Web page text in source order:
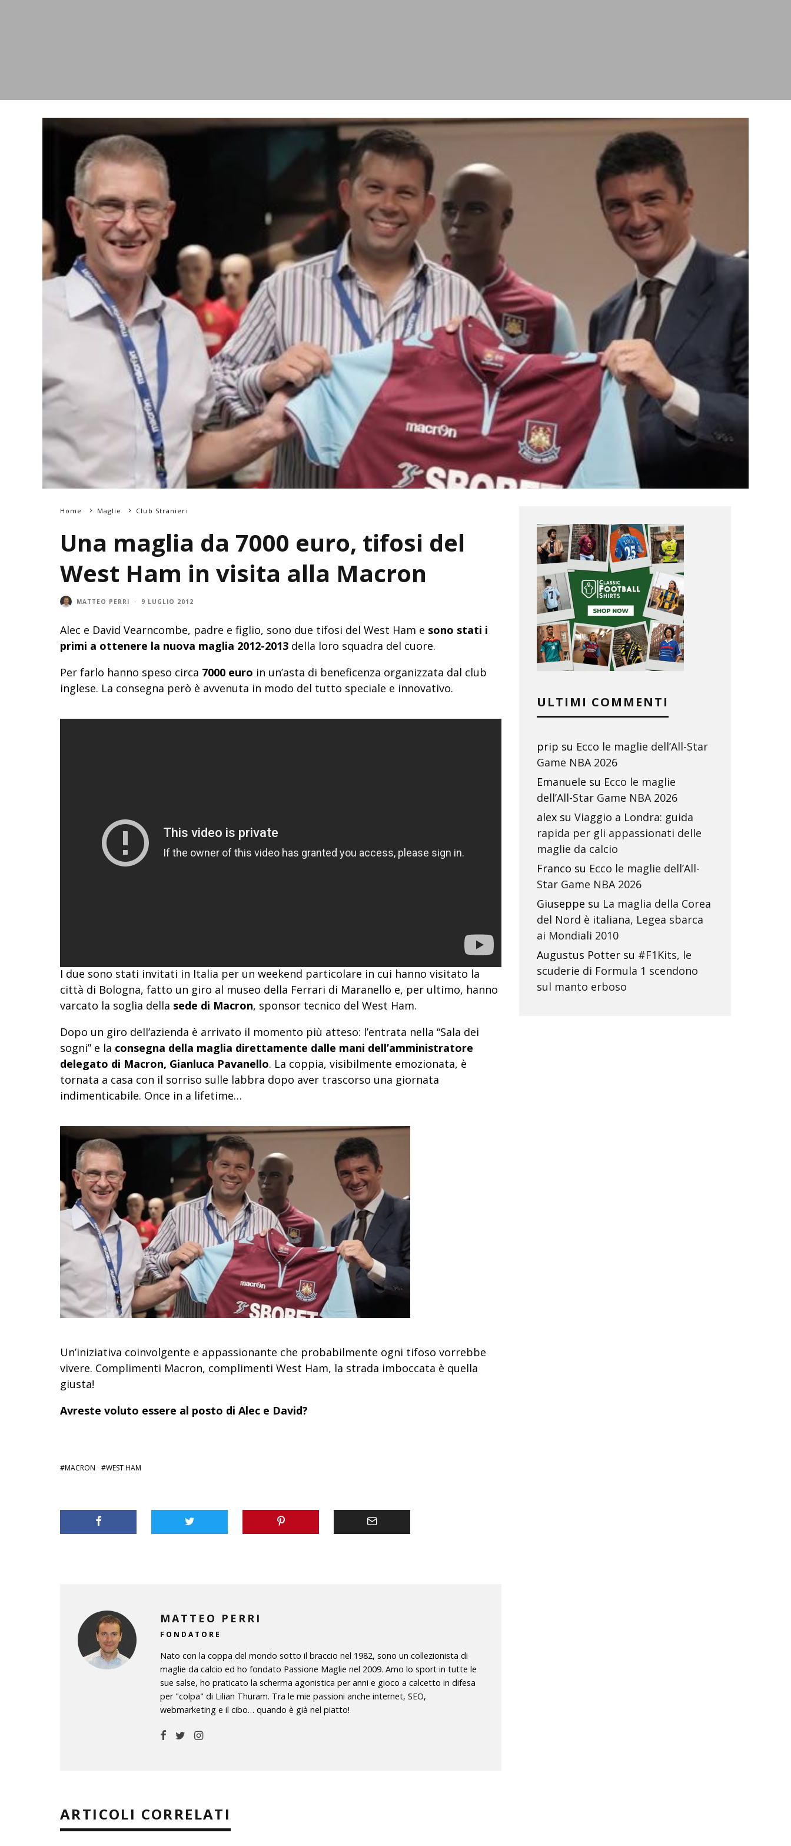
Home Maglie Club Stranieri
Una maglia da 7000 euro, tifosi del
West Ham in visita alla Macron
MATTEO PERRI · 9 LUGLIO 2012
Alec e David Vearncombe, padre e figlio, sono due tifosi del West Ham e sono stati i
primi a ottenere la nuova maglia 2012-2013 della loro squadra del cuore.
Per farlo hanno speso circa 7000 euro in un’asta di beneficenza organizzata dal club
inglese. La consegna però è avvenuta in modo del tutto speciale e innovativo.
I due sono stati invitati in Italia per un weekend particolare in cui hanno visitato la
città di Bologna, fatto un giro al museo della Ferrari di Maranello e, per ultimo, hanno
varcato la soglia della sede di Macron, sponsor tecnico del West Ham.
Dopo un giro dell’azienda è arrivato il momento più atteso: l’entrata nella “Sala dei
sogni” e la consegna della maglia direttamente dalle mani dell’amministratore
delegato di Macron, Gianluca Pavanello. La coppia, visibilmente emozionata, è
tornata a casa con il sorriso sulle labbra dopo aver trascorso una giornata
indimenticabile. Once in a lifetime…
Un’iniziativa coinvolgente e appassionante che probabilmente ogni tifoso vorrebbe
vivere. Complimenti Macron, complimenti West Ham, la strada imboccata è quella
giusta!
Avreste voluto essere al posto di Alec e David?
MACRON WEST HAM
MATTEO PERRI
FONDATORE
Nato con la coppa del mondo sotto il braccio nel 1982, sono un collezionista di
maglie da calcio ed ho fondato Passione Maglie nel 2009. Amo lo sport in tutte le
sue salse, ho praticato la scherma agonistica per anni e gioco a calcetto in difesa
per "colpa" di Lilian Thuram. Tra le mie passioni anche internet, SEO,
webmarketing e il cibo… quando è già nel piatto!
ARTICOLI CORRELATI
ULTIMI COMMENTI
prip su Ecco le maglie dell’All-Star
Game NBA 2026
Emanuele su Ecco le maglie
dell’All-Star Game NBA 2026
alex su Viaggio a Londra: guida
rapida per gli appassionati delle
maglie da calcio
Franco su Ecco le maglie dell’All-
Star Game NBA 2026
Giuseppe su La maglia della Corea
del Nord è italiana, Legea sbarca
ai Mondiali 2010
Augustus Potter su #F1Kits, le
scuderie di Formula 1 scendono
sul manto erboso